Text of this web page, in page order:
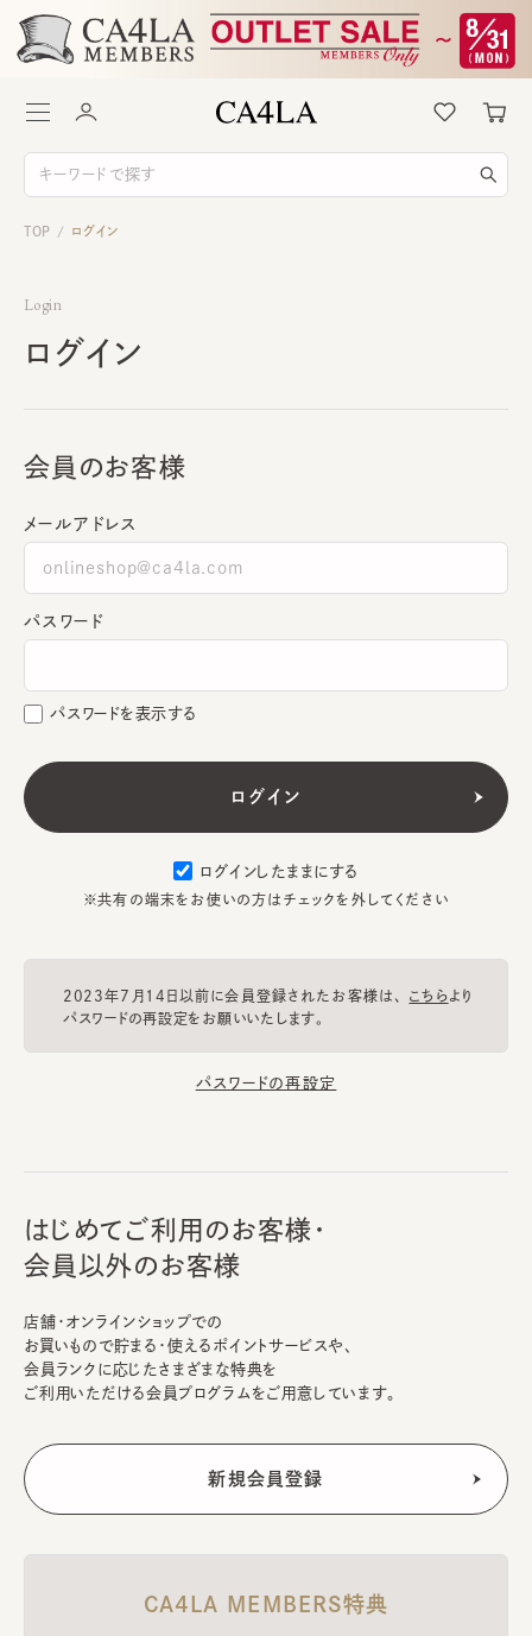
TOP / ログイン
Login
ログイン
会員のお客様
メールアドレス
パスワード
パスワードを表示する
ログインしたままにする
※共有の端末をお使いの方はチェックを外してください
2023年7月14日以前に会員登録されたお客様は、 こちらより
パスワードの再設定をお願いいたします。
パスワードの再設定
はじめてご利用のお客様・
会員以外のお客様
店舗・オンラインショップでの
お買いもので貯まる・使えるポイントサービスや、
会員ランクに応じたさまざまな特典を
ご利用いただける会員プログラムをご用意しています。
CA4LA MEMBERS特典